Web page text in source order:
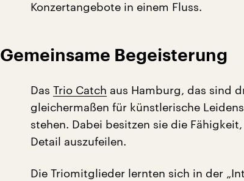
Konzertangebote in einem Fluss.
Gemeinsame Begeisterung
Das Trio Catch aus Hamburg, das sind
gleichermaßen für künstlerische
stehen. Dabei besitzen sie die
Detail auszufeilen.
Die Triomitglieder lernten sich in der